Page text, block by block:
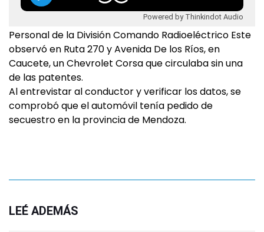
Powered by Thinkindot Audio
Personal de la División Comando Radioeléctrico Este
observó en Ruta 270 y Avenida De los Ríos, en
Caucete, un Chevrolet Corsa que circulaba sin una
de las patentes.
Al entrevistar al conductor y verificar los datos, se
comprobó que el automóvil tenía pedido de
secuestro en la provincia de Mendoza.
LEÉ ADEMÁS